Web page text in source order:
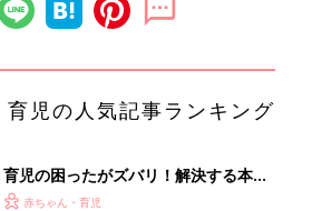
育児の人気記事ランキング
育児の困ったがズバリ！解決する本
『ひよこクラブ 秋号』 4カ月～2才
赤ちゃん・育児